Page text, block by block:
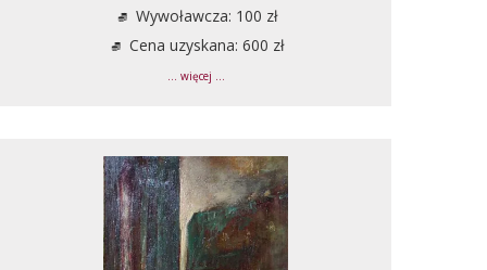
Wywoławcza: 100 zł
Cena uzyskana: 600 zł
... więcej ...